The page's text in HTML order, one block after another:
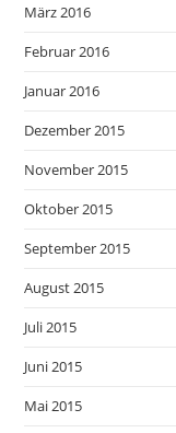
März 2016
Februar 2016
Januar 2016
Dezember 2015
November 2015
Oktober 2015
September 2015
August 2015
Juli 2015
Juni 2015
Mai 2015